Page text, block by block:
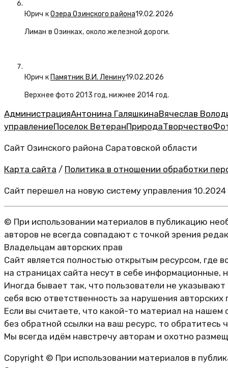
Юрич кОзера Озинского района19.02.2026
Лиман в Озинках, около железной дороги.
Юрич к Памятник В.И. Ленину19.02.2026
Верхнее фото 2013 год, нижнее 2014 год.
АдминистрацияАнтонина ГаляшкинаВячеслав
управлениеПоселок ВетеранПриродаТворчество
Сайт Озинского района Саратовской области
Карта сайта / Политика в отношении обработки
Сайт перешел на новую систему управления 10.2024
© При использовании материалов в публикацию
авторов не всегда совпадают с точкой зрения
Владельцам авторских прав
Сайт является полностью открытым ресурсом, где
на страницах сайта несут в себе информационные,
Иногда бывает так, что пользователи не
себя всю ответственность за нарушения авторских
Если вы считаете, что какой-то материал на
без обратной ссылки на ваш ресурс, то обратитесь
Мы всегда идём навстречу авторам и охотно
Copyright © При использовании материалов в